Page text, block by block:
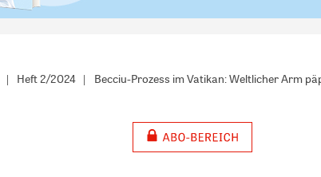
Heft 2/2024 Becciu-Prozess im Vatikan: Weltlicher Arm